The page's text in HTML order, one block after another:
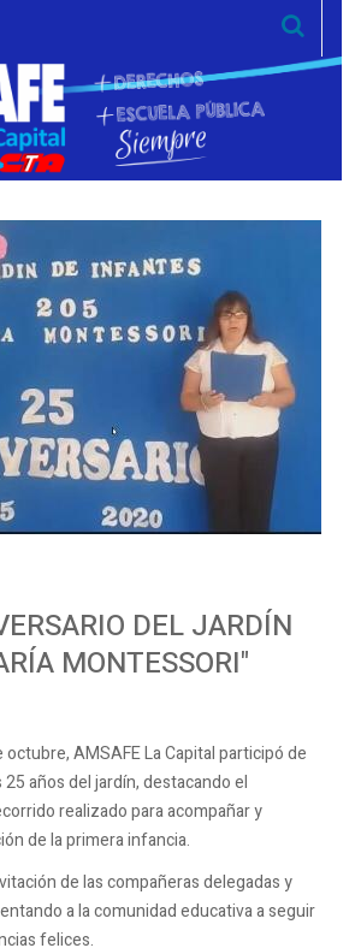
DEL JARDÍN
MONTESSORI"
octubre, AMSAFE La Capital participó de
años del jardín, destacando el
realizado para acompañar y
de la primera infancia.
de las compañeras delegadas y
a la comunidad educativa a seguir
felices.